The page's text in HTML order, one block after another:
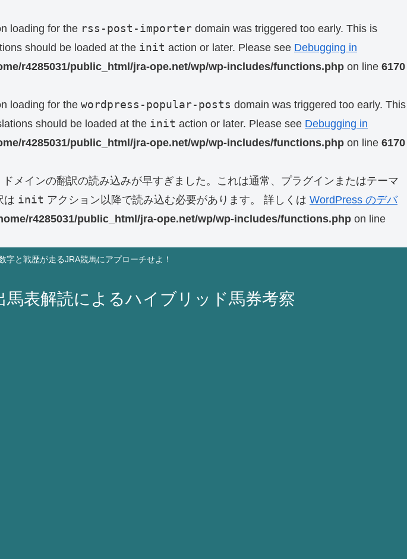
loading for the rss-post-importer domain was triggered too early. This is
should be loaded at the init action or later. Please see Debugging in
r4285031/public_html/jra-ope.net/wp/wp-includes/functions.php on line 6170
loading for the wordpress-popular-posts domain was triggered too early. This
should be loaded at the init action or later. Please see Debugging in
r4285031/public_html/jra-ope.net/wp/wp-includes/functions.php on line 6170
ドメインの翻訳の読み込みが早すぎました。これは通常、プラグインまたはテーマ
は init アクション以降で読み込む必要があります。 詳しくは WordPress のデバ
r4285031/public_html/jra-ope.net/wp/wp-includes/functions.php on line
と戦歴が走るJRA競馬にアプローチせよ！
表解読によるハイブリッド馬券考察